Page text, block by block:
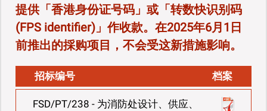
提供「香港身份证号码」或「转数快识别码
(FPS identifier)」作收款。在2025年6月1日
前推出的採购项目，不会受这新措施影响。
招标编号 档案
FSD/PT/238 - 为消防处设计、供应、